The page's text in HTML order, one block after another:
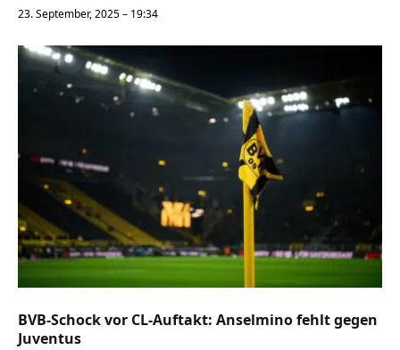
23. September, 2025 – 19:34
BVB-Schock vor CL-Auftakt: Anselmino fehlt gegen
Juventus